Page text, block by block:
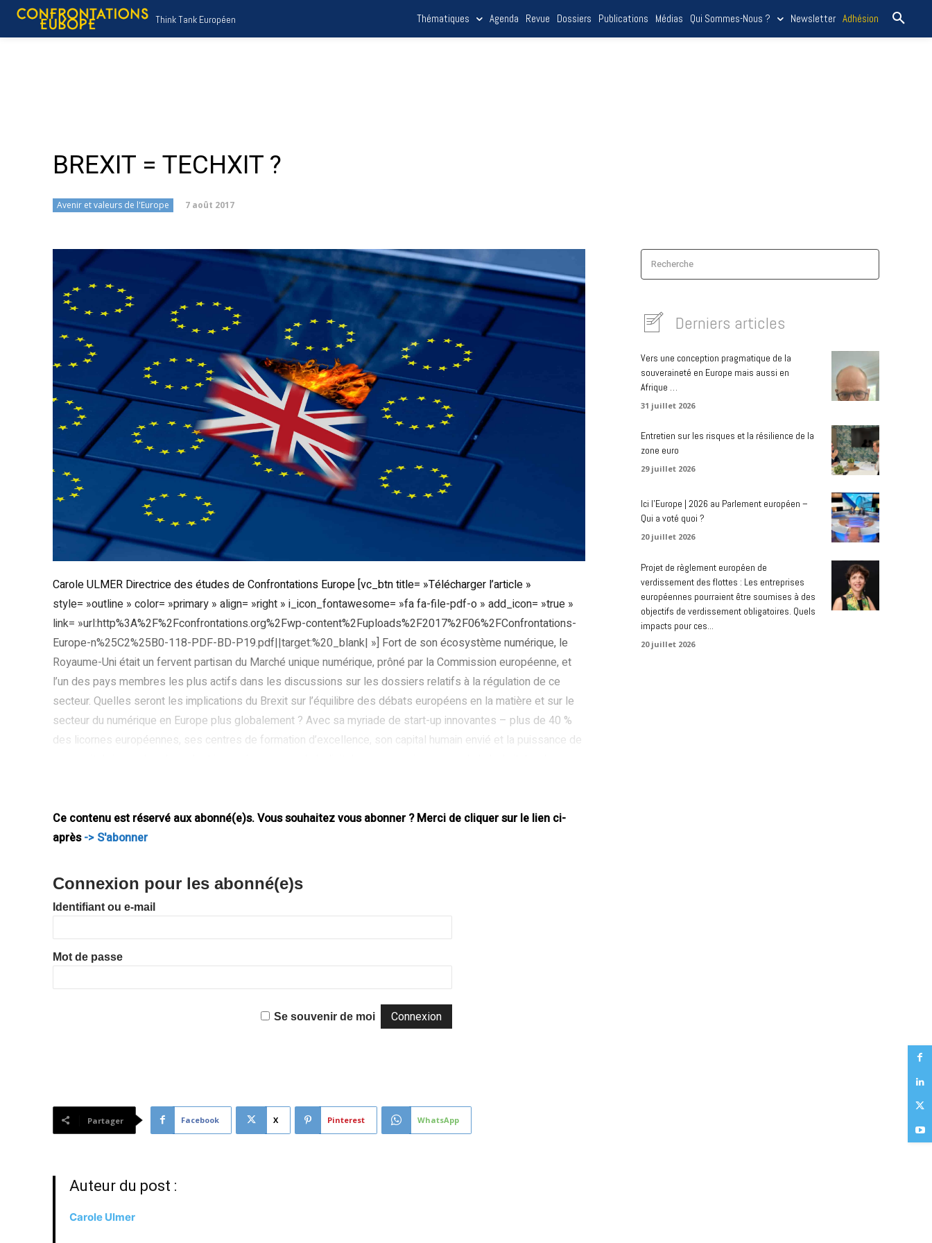
Think Tank Européen Thématiques Agenda Revue Dossiers Publications Médias Qui Sommes-Nous ? Newsletter Adhésion
BREXIT = TECHXIT ?
Avenir et valeurs de l'Europe 7 août 2017
Carole ULMER Directrice des études de Confrontations Europe [vc_btn title= »Télécharger l’article »
style= »outline » color= »primary » align= »right » i_icon_fontawesome= »fa fa-file-pdf-o » add_icon= »true »
link= »url:http%3A%2F%2Fconfrontations.org%2Fwp-content%2Fuploads%2F2017%2F06%2FConfrontations-
Europe-n%25C2%25B0-118-PDF-BD-P19.pdf||target:%20_blank| »] Fort de son écosystème numérique, le
Royaume-Uni était un fervent partisan du Marché unique numérique, prôné par la Commission européenne, et
l’un des pays membres les plus actifs dans les discussions sur les dossiers relatifs à la régulation de ce
secteur. Quelles seront les implications du Brexit sur l’équilibre des débats européens en la matière et sur le
secteur du numérique en Europe plus globalement ? Avec sa myriade de start-up innovantes – plus de 40 %
des licornes européennes, ses centres de formation d’excellence, son capital humain envié et la puissance de
Ce contenu est réservé aux abonné(e)s. Vous souhaitez vous abonner ? Merci de cliquer sur le lien ci-
après-> S'abonner
Connexion pour les abonné(e)s
Identifiant ou e-mail
Mot de passe
Se souvenir de moi
Partager Facebook X Pinterest WhatsApp
Auteur du post :
Carole Ulmer
Recherche
Derniers articles
Vers une conception pragmatique de la
souveraineté en Europe mais aussi en
Afrique …
31 juillet 2026
Entretien sur les risques et la résilience de la
zone euro
29 juillet 2026
Ici l’Europe | 2026 au Parlement européen –
Qui a voté quoi ?
20 juillet 2026
Projet de règlement européen de
verdissement des flottes : Les entreprises
européennes pourraient être soumises à des
objectifs de verdissement obligatoires. Quels
impacts pour ces...
20 juillet 2026